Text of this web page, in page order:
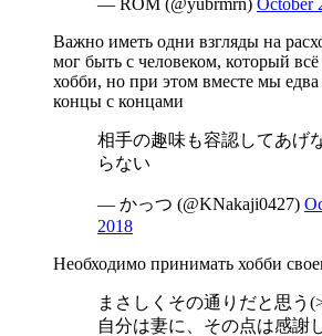
Важно иметь одни взгляды на
мог быть с человеком, который всё
хобби, но при этом вместе мы
концы с концами
相手の趣味も容認してあげ
らない
— かっつ (@KNakaji0427)
2018
Необходимо принимать хобби
まさしくその通りだと思う
自分は妻に、その点は感謝